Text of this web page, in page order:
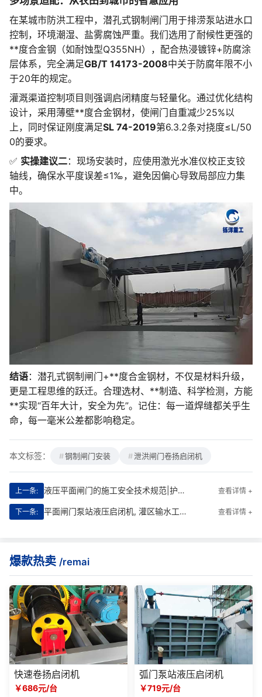
在某城市防洪工程中，潜孔式钢制闸门用于排涝泵站进水口
控制，环境潮湿、盐雾腐蚀严重。我们选用了耐候性更强的
**度合金钢（如耐蚀型Q355NH），配合热浸镀锌+防腐涂
层体系，完全满足GB/T 14173-2008中关于防腐年限不小
于20年的规定。
灌溉渠道控制项目则强调启闭精度与轻量化。通过优化结构
设计，采用薄壁**度合金钢材，使闸门自重减少25%以
上，同时保证刚度满足SL 74-2019第6.3.2条对挠度≤L/50
0的要求。
✅ 实操建议二：现场安装时，应使用激光水准仪校正支铰
轴线，确保水平度误差≤1‰，避免因偏心导致局部应力集
中。
结语：潜孔式钢制闸门+**度合金钢材，不仅是材料升级，
更是工程思维的跃迁。合理选材、**制造、科学检测，方能
**实现“百年大计，安全为先”。记住：每一道焊缝都关乎生
命，每一毫米公差都影响稳定。
本文标签： 钢制闸门安装 泄洪闸门卷扬启闭机
上一条: 液压平面闸门的施工安全技术规范|护航工程命脉的硬核防线 查看详情 +
下一条: 平面闸门泵站液压启闭机, 灌区输水工程|智能驱动的水利命脉守护者 查看详情 +
爆款热卖 /remai
快速卷扬启闭机
￥686元/台
弧门泵站液压启闭机
￥719元/台